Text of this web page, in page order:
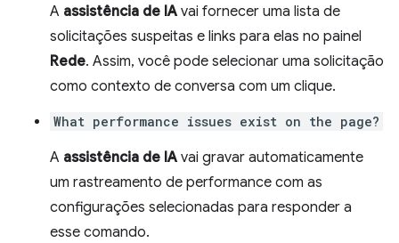
A assistência de IA vai fornecer uma lista de
solicitações suspeitas e links para elas no painel
Rede. Assim, você pode selecionar uma solicitação
como contexto de conversa com um clique.
What performance issues exist on the page?
A assistência de IA vai gravar automaticamente
um rastreamento de performance com as
configurações selecionadas para responder a
esse comando.